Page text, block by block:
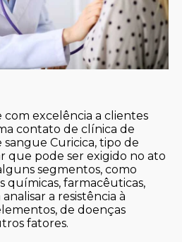
com excelência a clientes
contato de clínica de
sangue Curicica, tipo de
que pode ser exigido no ato
segmentos, como
químicas, farmacêuticas,
a resistência à
de doenças
fatores.